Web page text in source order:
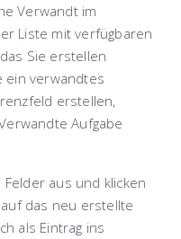
Verwandtim
Liste mit verfügbaren
Sie erstellen
ein verwandtes
erstellen,
Aufgabe
aus und klicken
auf das neu erstellte
als Eintrag ins